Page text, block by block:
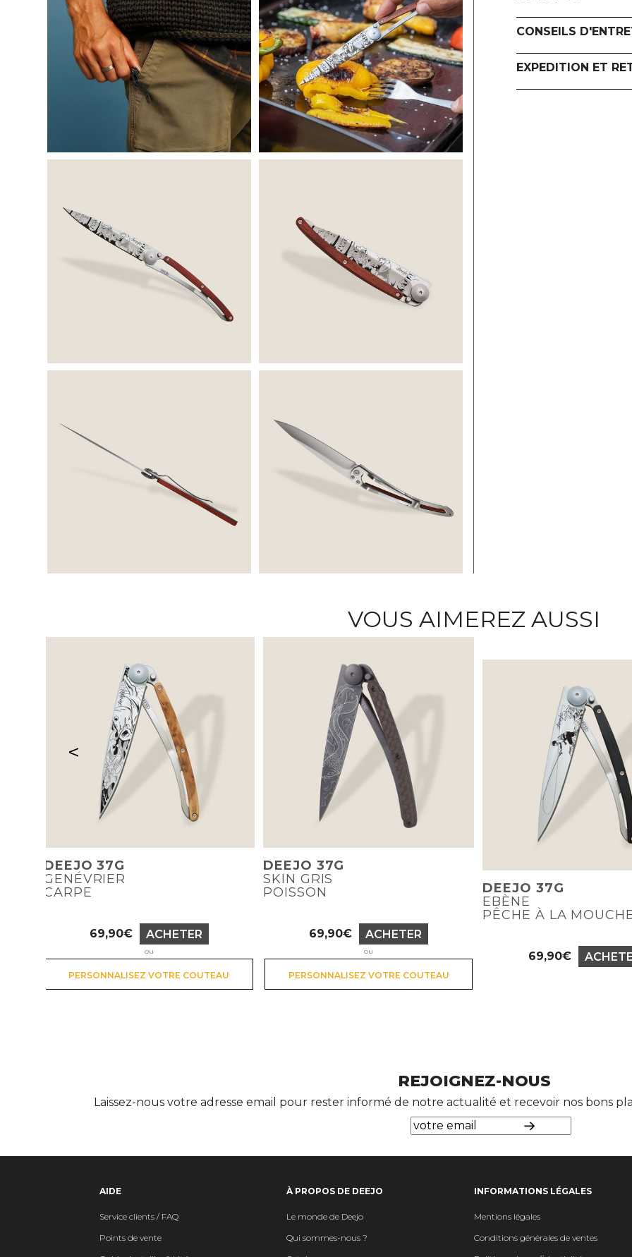
CONSEILS
EXPEDITION ET
VOUS AIMEREZ AUSSI
DEEJO 37G
GENÉVRIER
CARPE
Prix
69,90€ ACHETER
ou
PERSONNALISEZ VOTRE COUTEAU
DEEJO 37G
SKIN GRIS
POISSON
Prix
69,90€ ACHETER
ou
PERSONNALISEZ VOTRE COUTEAU
DEEJO 37G
EBÈNE
PÊCHE À LA
Prix
69,90€
<
REJOIGNEZ-NOUS
Laissez-nous votre adresse email pour rester informé de notre actualité et recevoir nos bons
AIDE
Service clients / FAQ
Points de vente
À PROPOS DE DEEJO
Le monde de Deejo
Qui sommes-nous ?
INFORMATIONS LÉGALES
Mentions légales
Conditions générales de ventes